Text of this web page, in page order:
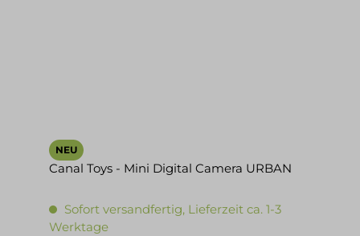
NEU
Canal Toys - Mini Digital Camera URBAN
Sofort versandfertig, Lieferzeit ca. 1-3
Werktage